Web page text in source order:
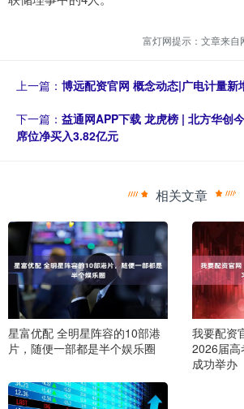
富灯网提示：文章来自
上一篇： 博远配资官网 概念动态|广电计量新
下一篇： 益通网APP下载 龙虎榜 | 北方华创
席位净买入3.82亿元
相关文章
星富优配 全明星阵容的10部港
片，随便一部都是半个娱乐圈
我要配资
2026届高
成功举办